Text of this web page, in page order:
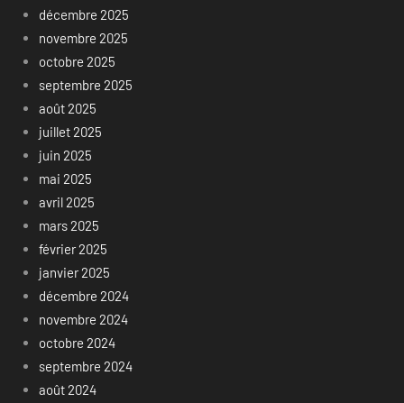
décembre 2025
novembre 2025
octobre 2025
septembre 2025
août 2025
juillet 2025
juin 2025
mai 2025
avril 2025
mars 2025
février 2025
janvier 2025
décembre 2024
novembre 2024
octobre 2024
septembre 2024
août 2024